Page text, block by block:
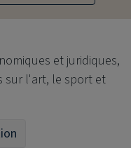
et juridiques,
sur l'art, le sport et